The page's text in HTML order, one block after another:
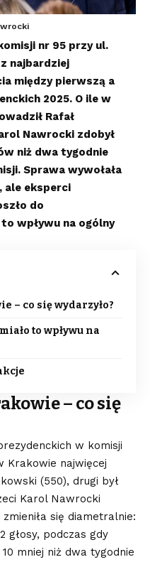
nr 95 przy ul.
najbardziej
między pierwszą a
2025. O ile w
Rafał
Nawrocki zdobył
niż dwa tygodnie
Sprawa wywołała
ale eksperci
do
wpływu na ogólny
– co się wydarzyło?
to wpływu na
– co się
w komisji
Krakowie najwięcej
(550), drugi był
Karol Nawrocki
się diametralnie:
głosy, podczas gdy
mniej niż dwa tygodnie